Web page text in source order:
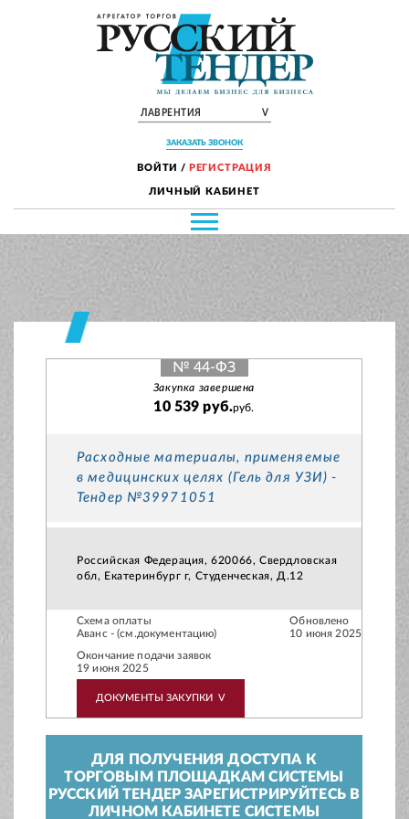
ЛАВРЕНТИЯ V
ЗАКАЗАТЬ ЗВОНОК
ВОЙТИ / РЕГИСТРАЦИЯ
ЛИЧНЫЙ КАБИНЕТ
№ 44-ФЗ
Закупка завершена
10 539 руб.руб.
Расходные материалы, применяемые
в медицинских целях (Гель для УЗИ) -
Тендер №39971051
Российская Федерация, 620066, Свердловская
обл, Екатеринбург г, Студенческая, Д.12
Схема оплаты
Аванс - (см.документацию)
Обновлено
10 июня 2025
Окончание подачи заявок
19 июня 2025
ДОКУМЕНТЫ ЗАКУПКИ V
ДЛЯ ПОЛУЧЕНИЯ ДОСТУПА К
ТОРГОВЫМ ПЛОЩАДКАМ СИСТЕМЫ
РУССКИЙ ТЕНДЕР ЗАРЕГИСТРИРУЙТЕСЬ В
ЛИЧНОМ КАБИНЕТЕ СИСТЕМЫ